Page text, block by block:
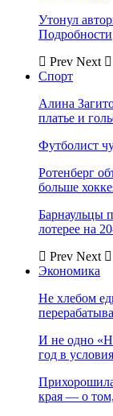
Утонул
Подробности
Prev Next
Спорт
Алина
платье и
Футболист
Ротенберг
больше
Барнаульцы
лотерее на
Prev Next
Экономика
Не хлебом
И не одно
год в
края — о